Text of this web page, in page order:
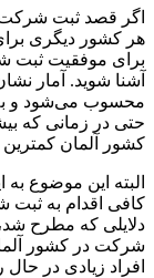
اگر قصد ثبت شرکت
هر کشور دیگری
برای موفقیت ثبت
آشنا شوید. آمار
محسوب می‌شود و به
حتی در زمانی که
کشور آلمان
البته این موضوع
کافی اقدام به ثبت
دلایلی که مطرح شد،
شرکت در کشور
افراد زیادی در